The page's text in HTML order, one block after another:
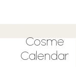
Cosme
Calendar